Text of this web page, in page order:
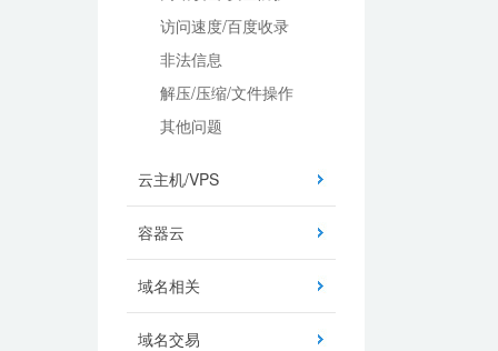
访问速度/百度收录
非法信息
解压/压缩/文件操作
其他问题
云主机/VPS
容器云
域名相关
域名交易